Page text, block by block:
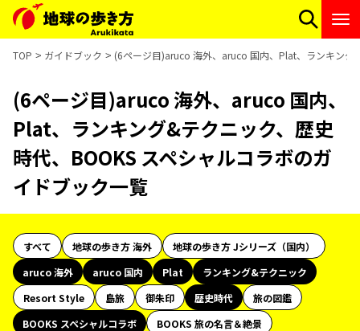
TOP ガイドブック (6ページ目)aruco 海外、aruco 国内、Plat、ランキング
(6ページ目)aruco 海外、aruco 国内、
Plat、ランキング&テクニック、歴史
時代、BOOKS スペシャルコラボのガ
イドブック一覧
すべて 地球の歩き方 海外
地球の歩き方 Jシリーズ（国内）
aruco 海外
aruco 国内 Plat
ランキング&テクニック
Resort Style
島旅 御朱印 歴史時代
旅の図鑑
BOOKS スペシャルコラボ
BOOKS 旅の名言＆絶景